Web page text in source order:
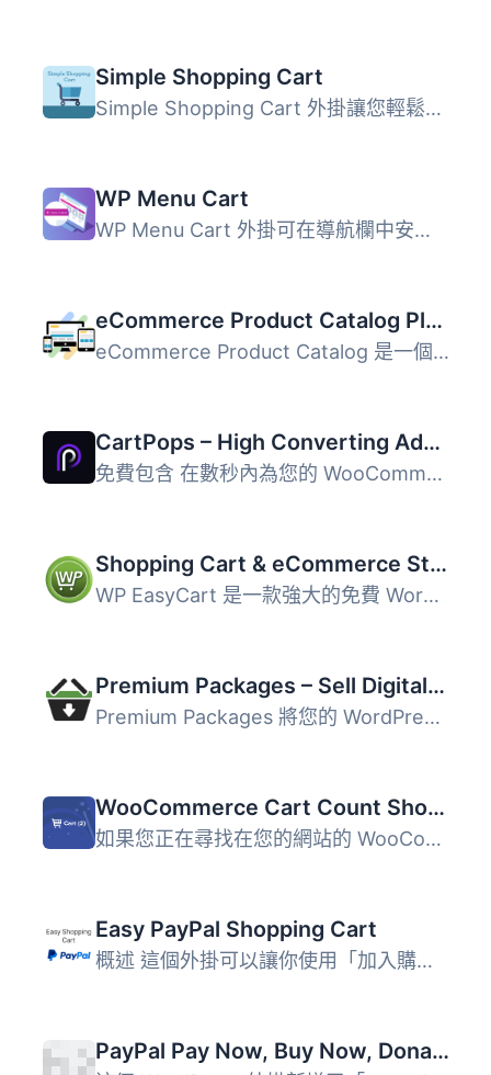
Simple Shopping Cart
Simple Shopping Cart 外掛讓您輕鬆在網站上添加「加入購物車...
WP Menu Cart
WP Menu Cart 外掛可在導航欄中安裝購物車按鈕，與 WooCommer...
eCommerce Product Catalog Plugin for WordPress
eCommerce Product Catalog 是一個美麗、易於使用並且百分之...
CartPops – High Converting Add To Cart Popup For WooCommerce
免費包含 在數秒內為您的 WooCommerce 商店添加一個美觀的加...
Shopping Cart & eCommerce Store
WP EasyCart 是一款強大的免費 WordPress 電子商務外掛，能快...
Premium Packages – Sell Digital Products Securely
Premium Packages 將您的 WordPress 下載管理器轉變為完整的...
WooCommerce Cart Count Shortcode
如果您正在尋找在您的網站的 WooCommerce 購物車中靈活顯示項...
Easy PayPal Shopping Cart
概述 這個外掛可以讓你使用「加入購物車」和「檢視購物車」按...
PayPal Pay Now, Buy Now, Donation and Cart Buttons Shortcode